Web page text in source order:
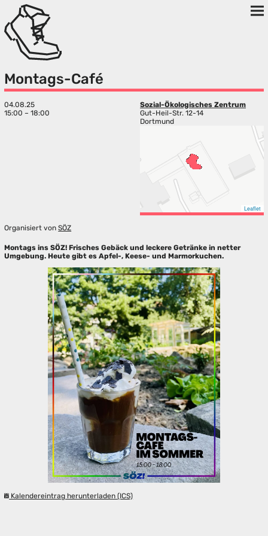
Montags-Café
04.08.25
15:00 – 18:00
Sozial-Ökologisches Zentrum
Gut-Heil-Str. 12-14
Dortmund
Leaflet
Organisiert vonSÖZ
Montags ins SÖZ! Frisches Gebäck und leckere Getränke in netter
Umgebung. Heute gibt es Apfel-, Keese- und Marmorkuchen.
Kalendereintrag herunterladen (ICS)